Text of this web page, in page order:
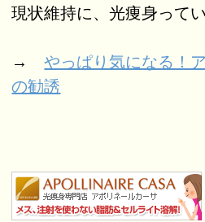
現状維持に、光痩身って
→やっぱり気になる！
の勧誘